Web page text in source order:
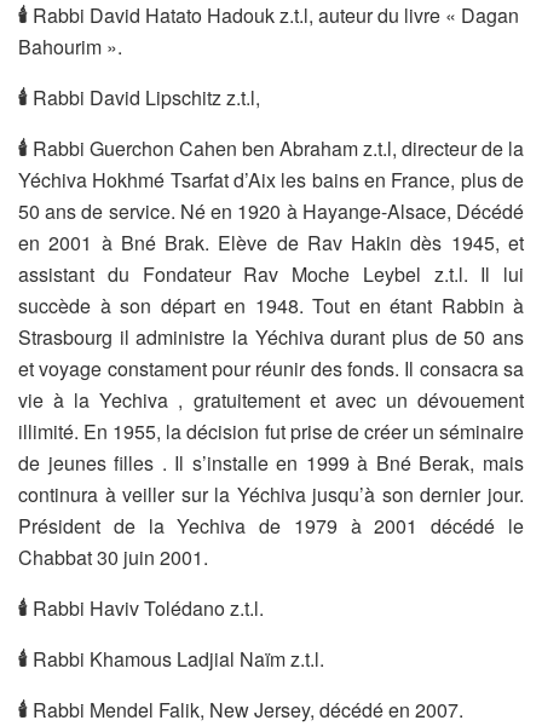
🕯 Rabbi David Hatato Hadouk z.t.l, auteur du livre « Dagan
Bahourim ».
🕯 Rabbi David Lipschitz z.t.l,
🕯 Rabbi Guerchon Cahen ben Abraham z.t.l, directeur de la
Yéchiva Hokhmé Tsarfat d’Aix les bains en France, plus de
50 ans de service. Né en 1920 à Hayange-Alsace, Décédé
en 2001 à Bné Brak. Elève de Rav Hakin dès 1945, et
assistant du Fondateur Rav Moche Leybel z.t.l. Il lui
succède à son départ en 1948. Tout en étant Rabbin à
Strasbourg il administre la Yéchiva durant plus de 50 ans
et voyage constament pour réunir des fonds. Il consacra sa
vie à la Yechiva , gratuitement et avec un dévouement
illimité. En 1955, la décision fut prise de créer un séminaire
de jeunes filles . Il s’installe en 1999 à Bné Berak, mais
continura à veiller sur la Yéchiva jusqu’à son dernier jour.
Président de la Yechiva de 1979 à 2001 décédé le
Chabbat 30 juin 2001.
🕯 Rabbi Haviv Tolédano z.t.l.
🕯 Rabbi Khamous Ladjial Naïm z.t.l.
🕯 Rabbi Mendel Falik, New Jersey, décédé en 2007.